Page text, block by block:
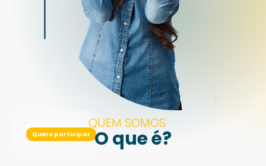
Meu Estágio
São Paulo, SP
Quero participar
QUEM SOMOS
O que é?